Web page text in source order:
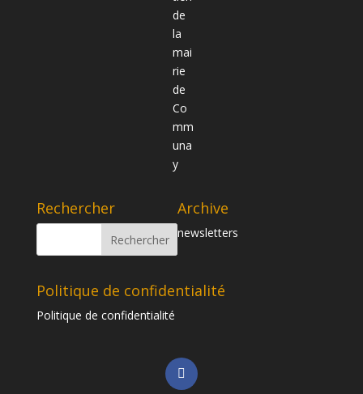
Rechercher Archive
newsletters
Politique de confidentialité
Politique de confidentialité